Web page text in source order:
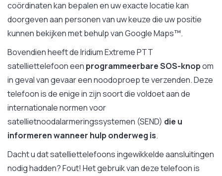
coördinaten kan bepalen en uw exacte locatie kan
doorgeven aan personen van uw keuze die uw positie
kunnen bekijken met behulp van Google Maps™.
Bovendien heeft de Iridium Extreme PTT
satelliettelefoon een programmeerbare SOS-knopom
in geval van gevaar een noodoproep te verzenden. Deze
telefoon is de enige in zijn soort die voldoet aan de
internationale normen voor
satellietnoodalarmeringssystemen (SEND) die u
informeren wanneer hulp onderweg is.
Dacht u dat satelliettelefoons ingewikkelde aansluitingen
nodig hadden? Fout! Het gebruik van deze telefoon is